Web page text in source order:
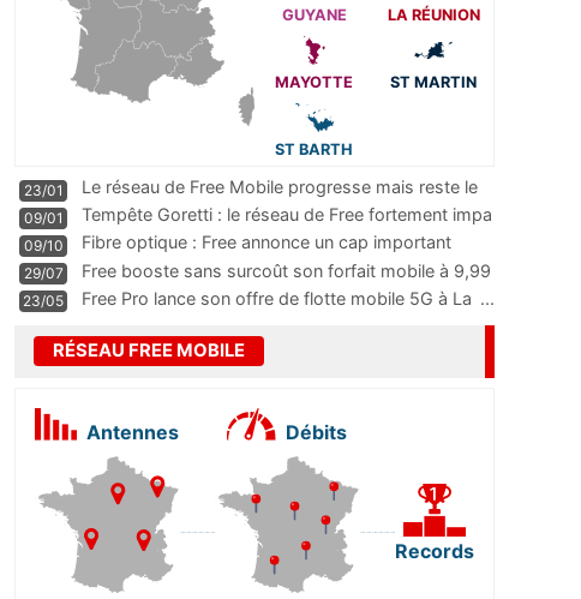
GUYANE LA RÉUNION
MAYOTTE ST MARTIN
ST BARTH
23/01
Le réseau de Free Mobile progresse mais reste le
m
...
09/01
Tempête Goretti : le réseau de Free fortement impa
09/10
Fibre optique : Free annonce un cap important
pass
...
29/07
Free booste sans surcoût son forfait mobile à 9,99
23/05 Free Pro lance son offre de flotte mobile 5G à La ...
RÉSEAU FREE MOBILE
Antennes Débits
Records